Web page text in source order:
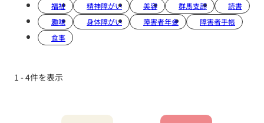
福祉
精神障がい 美容 群馬支部
読書
趣味
身体障がい 障害者年金
障害者手帳
食事
1 - 4件を表示